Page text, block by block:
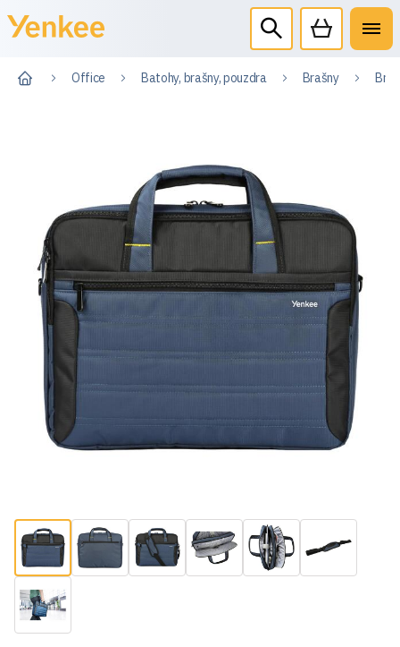
Office Batohy, brašny, pouzdra Brašny